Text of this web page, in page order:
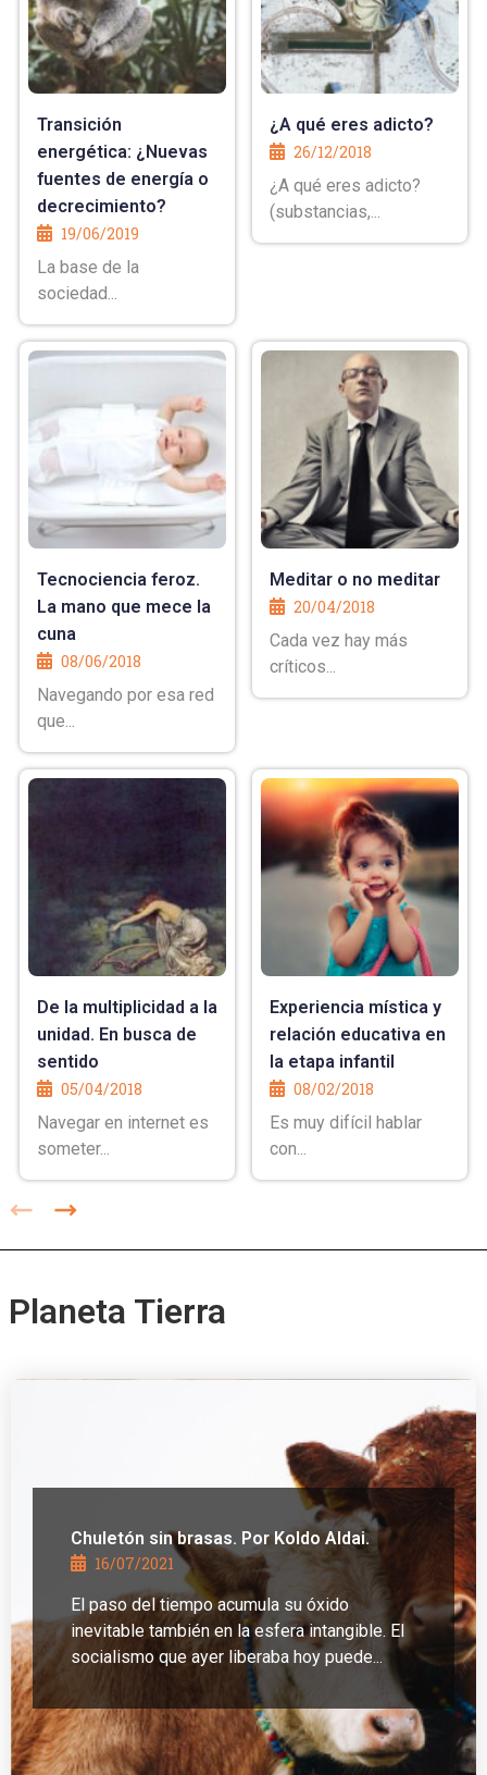
Transición
energética: ¿Nuevas
fuentes de energía o
decrecimiento?
19/06/2019
La base de la
sociedad...
¿A qué eres adicto?
26/12/2018
¿A qué eres adicto?
(substancias,...
Tecnociencia feroz.
La mano que mece la
cuna
08/06/2018
Navegando por esa red
que...
Meditar o no meditar
20/04/2018
Cada vez hay más
críticos...
De la multiplicidad a la
unidad. En busca de
sentido
05/04/2018
Navegar en internet es
someter...
Experiencia mística y
relación educativa en
la etapa infantil
08/02/2018
Es muy difícil hablar
con...
Planeta Tierra
Chuletón sin brasas. Por Koldo Aldai.
16/07/2021
El paso del tiempo acumula su óxido
inevitable también en la esfera intangible. El
socialismo que ayer liberaba hoy puede...